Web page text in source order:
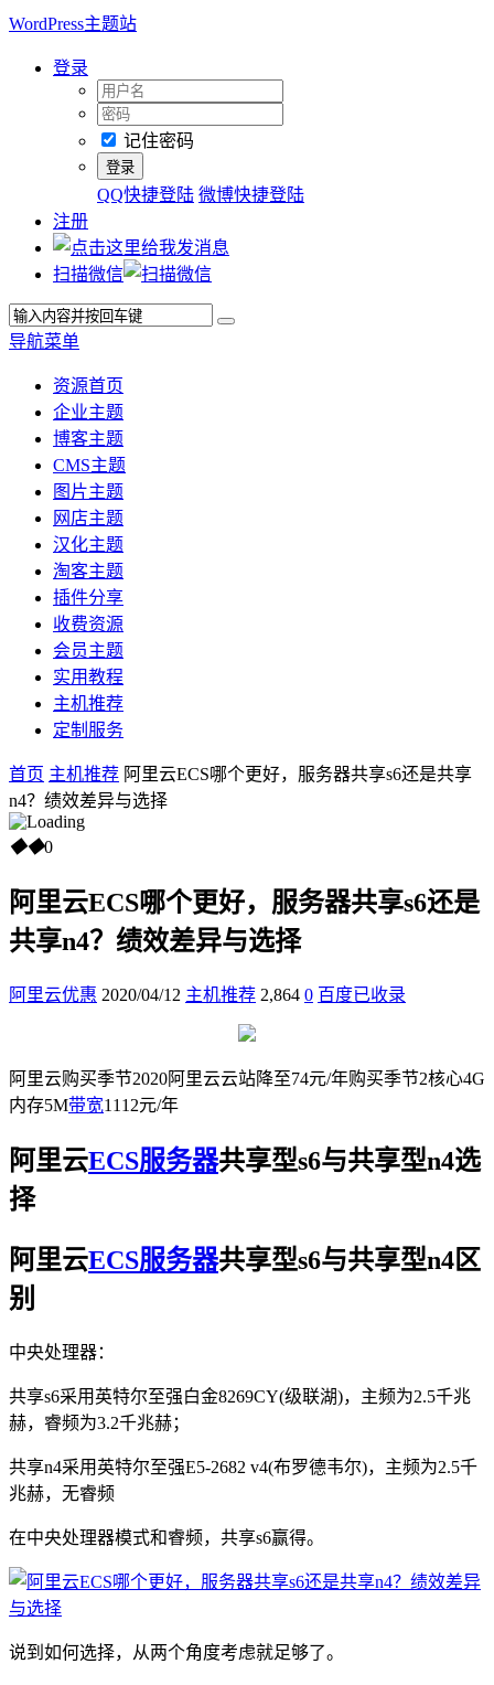
WordPress主题站
登录
记住密码
QQ快捷登陆 微博快捷登陆
注册
扫描微信
导航菜单
资源首页
企业主题
博客主题
CMS主题
图片主题
网店主题
汉化主题
淘客主题
插件分享
收费资源
会员主题
实用教程
主机推荐
定制服务
首页 主机推荐 阿里云ECS哪个更好，服务器共享s6还是共享
n4？绩效差异与选择
◆◆0
阿里云ECS哪个更好，服务器共享s6还是
共享n4？绩效差异与选择
阿里云优惠 2020/04/12 主机推荐 2,864 0 百度已收录
阿里云购买季节2020阿里云云站降至74元/年购买季节2核心4G
内存5M带宽1112元/年
阿里云ECS服务器共享型s6与共享型n4选
择
阿里云ECS服务器共享型s6与共享型n4区
别
中央处理器：
共享s6采用英特尔至强白金8269CY(级联湖)，主频为2.5千兆
赫，睿频为3.2千兆赫；
共享n4采用英特尔至强E5-2682 v4(布罗德韦尔)，主频为2.5千
兆赫，无睿频
在中央处理器模式和睿频，共享s6赢得。
说到如何选择，从两个角度考虑就足够了。